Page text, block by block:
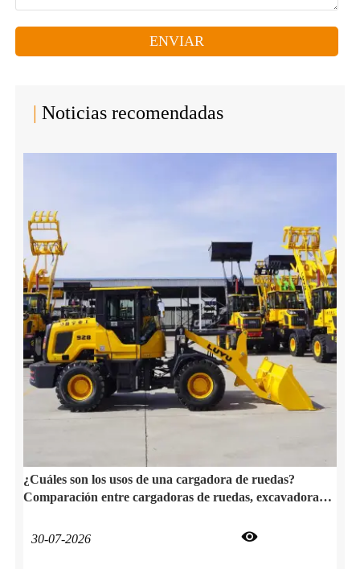
ENVIAR
Noticias recomendadas
¿Cuáles son los usos de una cargadora de ruedas?
Comparación entre cargadoras de ruedas, excavadoras y
30-07-2026
